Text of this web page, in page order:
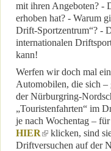
mit ihren Angeboten? -
erhoben hat? - Warum
Drift-Sportzentrum“? -
internationalen
kann!
Werfen wir doch mal
Automobilen, die sich –
der Nürburgring-
„Touristenfahrten“ im
je nach Wochentag –
HIER(link is external)
klicken, sind
Driftversuchen auf der